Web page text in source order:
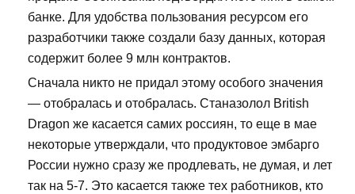
банке. Для удобства пользования ресурсом его
разработчики также создали базу данных, которая
содержит более 9 млн контрактов.
Сначала никто не придал этому особого значения
— отобралась и отобралась. Станазолол British
Dragon же касается самих россиян, то еще в мае
некоторые утверждали, что продуктовое эмбарго
России нужно сразу же продлевать, не думая, и лет
так на 5-7. Это касается также тех работников, кто